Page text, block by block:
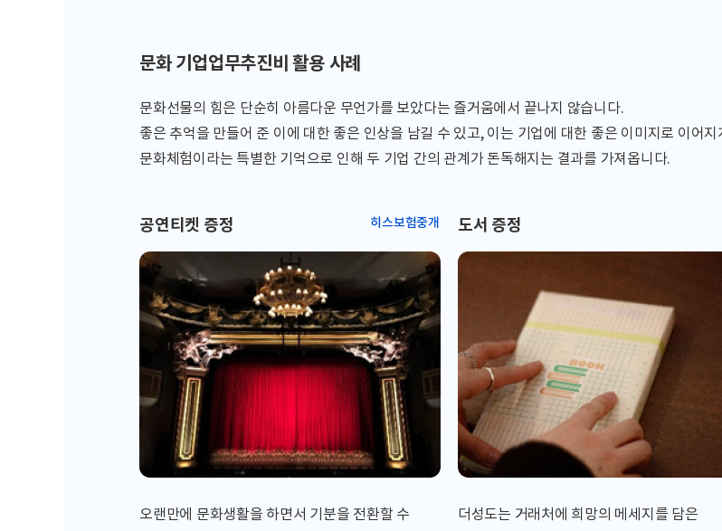
문화 기업업무추진비 활용 사례
문화선물의 힘은 단순히 아름다운 무언가를 보았다는 즐거움에서 끝나지 않습니다.
좋은 추억을 만들어 준 이에 대한 좋은 인상을 남길 수 있고, 이는 기업에 대한 좋은 이미지로 이어지
문화체험이라는 특별한 기억으로 인해 두 기업 간의 관계가 돈독해지는 결과를 가져옵니다.
공연티켓 증정 히스보험중개
오랜만에 문화생활을 하면서 기분을 전환할 수
도서 증정
더성도는 거래처에 희망의 메세지를 담은